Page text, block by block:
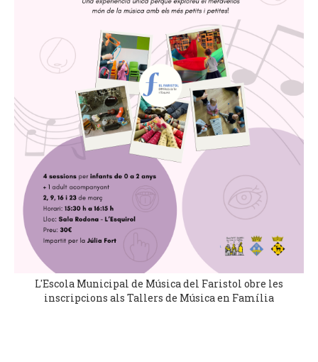
L'Escola Municipal de Música del Faristol obre les
inscripcions als Tallers de Música en Família